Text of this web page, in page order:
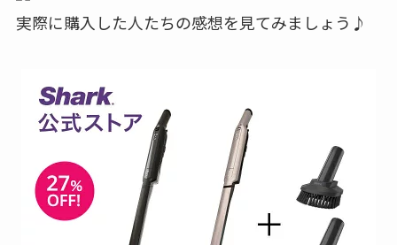
実際に購入した人たちの感想を見てみましょう♪